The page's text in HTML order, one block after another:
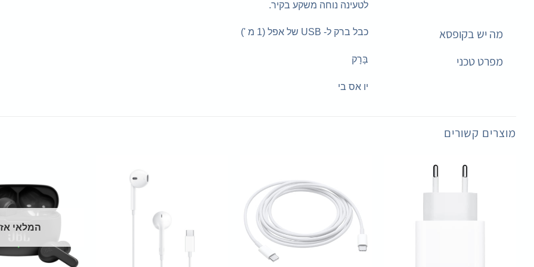
לטעינה נוחה משקע בקיר.
מה יש בקופסא כבל ברק ל- USB של אפל (1 מ ')
מפרט טכני בָּרָק
יו אס בי
מוצרים קשורים
המלאי